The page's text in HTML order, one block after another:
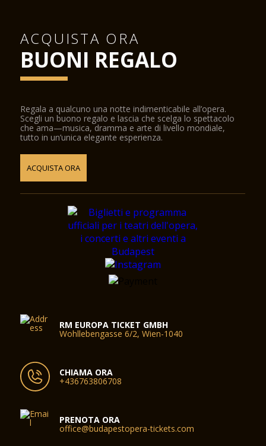
ACQUISTA ORA
BUONI REGALO
Regala a qualcuno una notte indimenticabile all’opera.
Scegli un buono regalo e lascia che scelga lo spettacolo
che ama—musica, dramma e arte di livello mondiale,
tutto in un’unica elegante esperienza.
ACQUISTA ORA
RM EUROPA TICKET GMBH
Wohllebengasse 6/2, Wien-1040
CHIAMA ORA
+436763806708
PRENOTA ORA
office@budapestopera-tickets.com